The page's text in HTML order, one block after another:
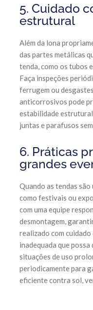
5. Cuidado
estrutural
Além da lona
das partes metálicas
tenda, como os tubos
Faça inspeções
ferrugem ou
anticorrosivos pode
estabilidade
juntas e parafusos
6. Práticas
grandes
Quando as tendas
como festivais ou
com uma equipe
desmontagem,
realizado com
inadequada que possa
situações de uso
periodicamente para
eficiente contra sol,